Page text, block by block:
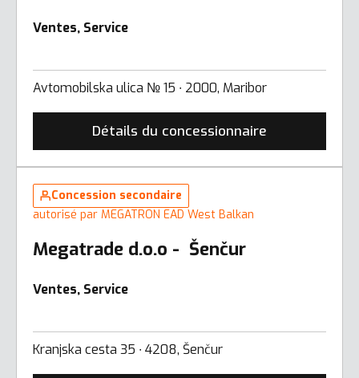
Ventes, Service
Avtomobilska ulica № 15 ∙ 2000, Maribor
Détails du concessionnaire
Concession secondaire
autorisé par MEGATRON EAD West Balkan
Megatrade d.o.o - Šenčur
Ventes, Service
Kranjska cesta 35 ∙ 4208, Šenčur